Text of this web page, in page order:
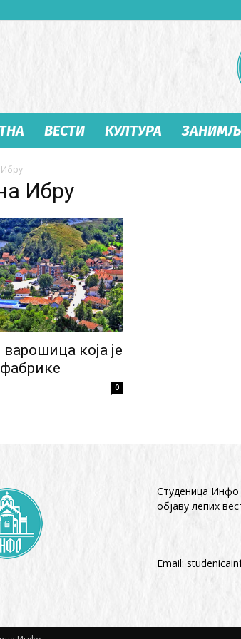
ВЕСТИ КУЛТУРА
Ибру
која је
0
Студеница Инфо
објaву лепих
Email: